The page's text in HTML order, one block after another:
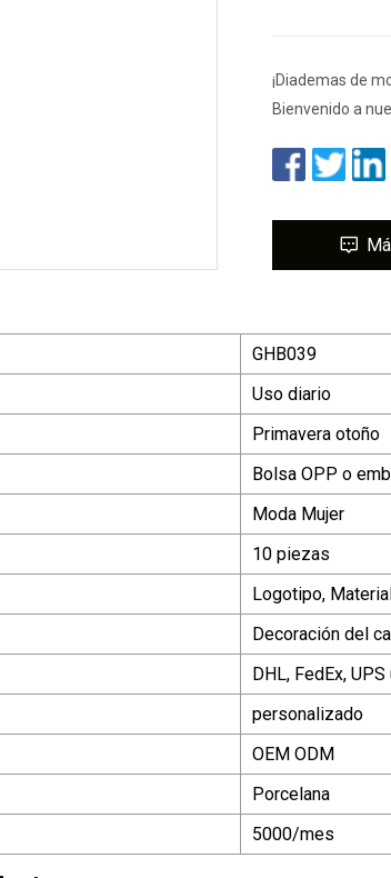
¡Diademas de
Bienvenido a
GHB039
Uso diario
Primavera otoño
Bolsa OPP o
Moda Mujer
10 piezas
Logotipo,
Decoración del
DHL, FedEx,
personalizado
OEM ODM
Porcelana
5000/mes